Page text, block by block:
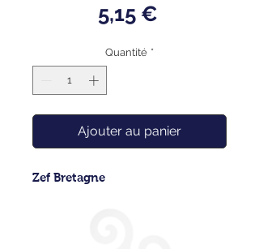
5,15 €Prix
Quantité *
Ajouter au panier
Zef Bretagne